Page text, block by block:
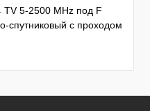
TV 5-2500 MHz под F
спутниковый с проходом
выхода